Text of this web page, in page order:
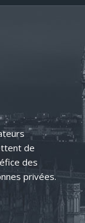
de
des
privées.